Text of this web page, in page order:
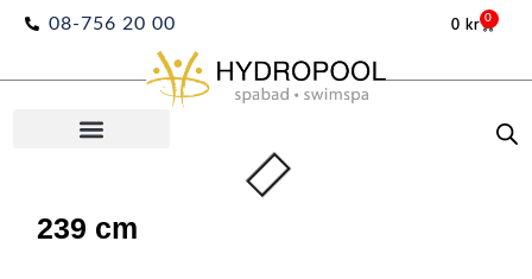
0 kr 0
08-756 20 00
239 cm